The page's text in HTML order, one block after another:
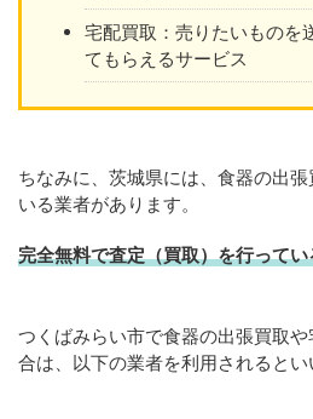
宅配買取：売りたいものを
てもらえるサービス
ちなみに、茨城県には、食器の出
いる業者があります。
完全無料で査定（買取）を行って
つくばみらい市で食器の出張買取
合は、以下の業者を利用されるとい